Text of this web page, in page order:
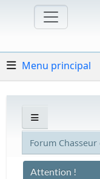
Menu principal
Forum
Attention !